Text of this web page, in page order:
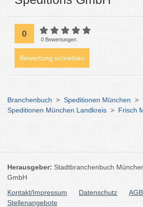
0
0 Bewertungen
Bewertung schreiben
Branchenbuch > Speditionen München >
Speditionen München Landkreis > Frisch
Herausgeber: Stadtbranchenbuch
GmbH
Kontakt/Impressum
Datenschutz
AGB
Stellenangebote